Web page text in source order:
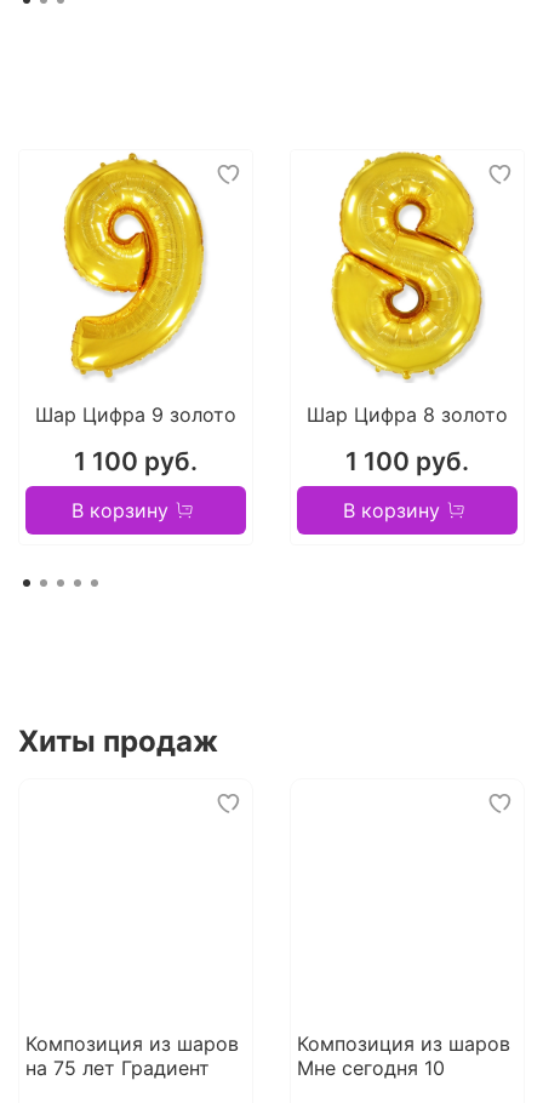
Шар Цифра 9 золото
1 100 руб.
В корзину
Шар Цифра 8 золото
1 100 руб.
В корзину
Хиты продаж
Композиция из шаров
на 75 лет Градиент
Композиция из шаров
Мне сегодня 10